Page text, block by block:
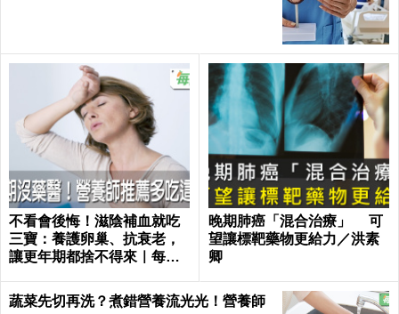
不看會後悔！滋陰補血就吃
三寶：養護卵巢、抗衰老，
讓更年期都捨不得來｜每日
晚期肺癌「混合治療」 可
望讓標靶藥物更給力／洪素
卿
蔬菜先切再洗？煮錯營養流光光！營養師